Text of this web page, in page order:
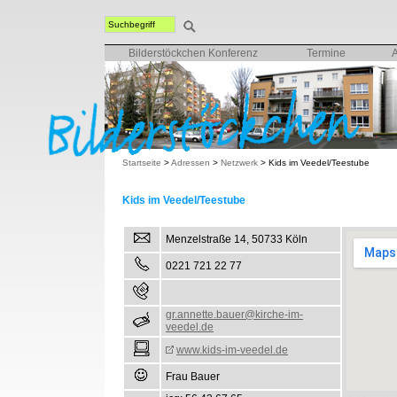
Bilderstöckchen Konferenz Termine
Startseite >Adressen > Netzwerk > Kids im Veedel/Teestube
Kids im Veedel/Teestube
Menzelstraße 14, 50733 Köln
0221 721 22 77
gr.annette.bauer@kirche-im-
veedel.de
www.kids-im-veedel.de
Frau Bauer